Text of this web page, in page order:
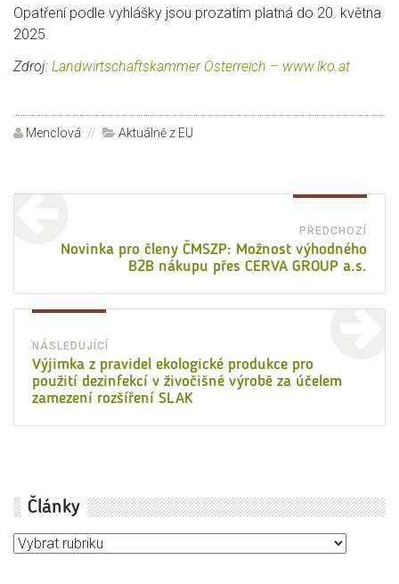
Opatření podle vyhlášky jsou prozatím platná do 20. května
2025.
Zdroj: Landwirtschaftskammer Österreich – www.lko.at
Autor:
Menclová Rubriky:
Aktuálně z EU
příspěvek
PŘEDCHOZÍ
Novinka pro členy ČMSZP: Možnost výhodného
B2B nákupu přes CERVA GROUP a.s.
NÁSLEDUJÍCÍ
Následující
příspěvek:
Výjimka z pravidel ekologické produkce pro
použití dezinfekcí v živočišné výrobě za účelem
zamezení rozšíření SLAK
Články
Články